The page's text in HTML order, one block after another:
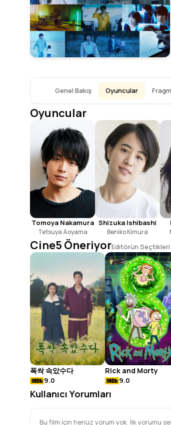
Genel Bakış Oyuncular
Oyuncular
Tomoya Nakamura
Tetsuya Aoyama
Shizuka Ishibashi
Beniko Kimura
Cine5 ÖneriyorEditörün Seçtikleri
폭싹 속았수다
9.0
Rick and Morty
9.0
Kullanıcı Yorumları
Bu film için henüz yorum yok. İlk yorumu